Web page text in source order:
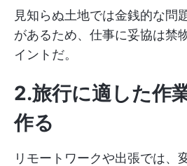
見知らぬ土地では金銭的な問
があるため、仕事に妥協は禁
イントだ。
2.旅行に適した作
作る
リモートワークや出張では、